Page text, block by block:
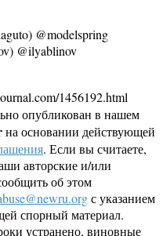
@modelspring
@ilyablinov
1456192.html
опубликован в нашем
на основании действующей
. Если вы считаете,
авторские и/или
об этом
с указанием
спорный материал.
устранено, виновные